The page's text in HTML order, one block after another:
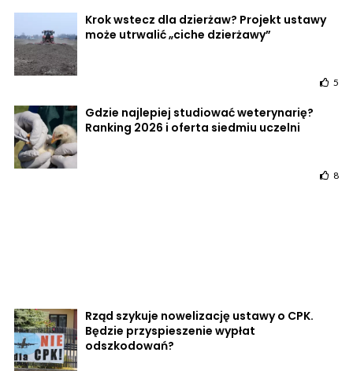
Krok wstecz dla dzierżaw? Projekt ustawy
może utrwalić „ciche dzierżawy”
5
Gdzie najlepiej studiować weterynarię?
Ranking 2026 i oferta siedmiu uczelni
8
Rząd szykuje nowelizację ustawy o CPK.
Będzie przyspieszenie wypłat
odszkodowań?